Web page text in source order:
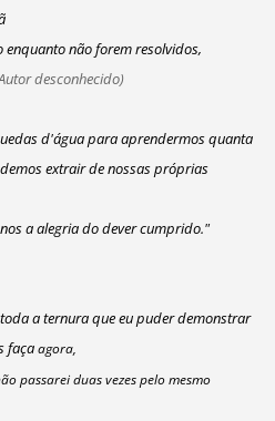
não forem resolvidos,
desconhecido)
d'água para aprendermos quanta
extrair de nossas próprias
a alegria do dever cumprido."
a ternura que eu puder demonstrar
façaagora,
passarei duas vezes pelo mesmo